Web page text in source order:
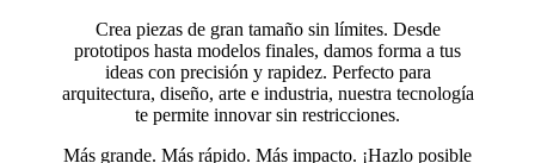
Crea piezas de gran tamaño sin límites. Desde
prototipos hasta modelos finales, damos forma a tus
ideas con precisión y rapidez. Perfecto para
arquitectura, diseño, arte e industria, nuestra tecnología
te permite innovar sin restricciones.
Más grande. Más rápido. Más impacto. ¡Hazlo posible